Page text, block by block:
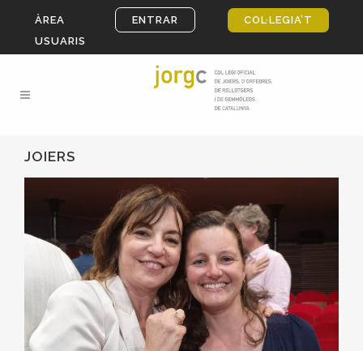
ÀREA
USUARIS
ENTRAR COL·LEGIA’T
JOIERS